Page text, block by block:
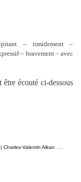
– timidement –
– bravement – avec
écouté ci-dessous